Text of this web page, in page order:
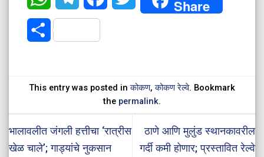
Share
Share
This entry was posted inकोकण,कोकण रेल्वे. Bookmark
the permalink.
भालावलीत जंगली हत्तीचा ‘रात्रीस
खेळ चाले’; गाड्यांचे नुकसान
ठाणे आणि मुलुंड स्थानकावरील
गर्दी कमी होणार; प्रस्तावित रेल्वे